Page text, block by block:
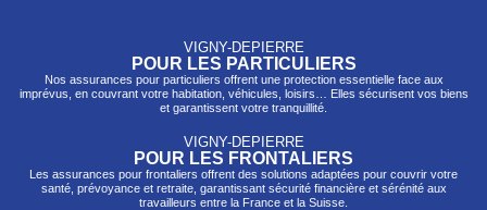
VIGNY-DEPIERRE
POUR LES PARTICULIERS
Nos assurances pour particuliers offrent une protection essentielle face aux
imprévus, en couvrant votre habitation, véhicules, loisirs… Elles sécurisent vos biens
et garantissent votre tranquillité.
VIGNY-DEPIERRE
POUR LES FRONTALIERS
Les assurances pour frontaliers offrent des solutions adaptées pour couvrir votre
santé, prévoyance et retraite, garantissant sécurité financière et sérénité aux
travailleurs entre la France et la Suisse.